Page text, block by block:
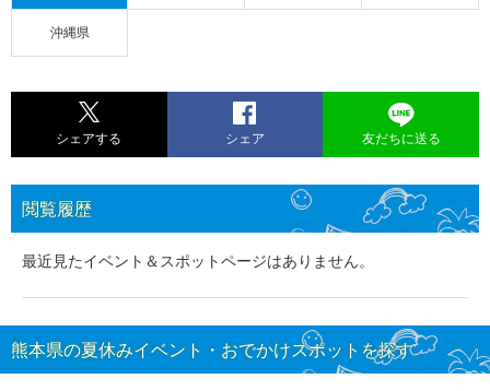
沖縄県
シェアする シェア 友だちに送る
閲覧履歴
最近見たイベント＆スポットページはありません。
熊本県の夏休みイベント・おでかけスポットを探す